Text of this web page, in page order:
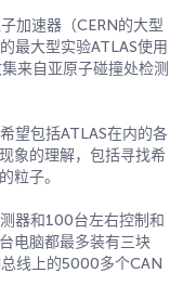
加速器（CERN的大型
最大型实验ATLAS使用
来自亚原子碰撞处检测
望包括ATLAS在内的各
象的理解，包括寻找希
粒子。
器和100台左右控制和
电脑都最多装有三块
线上的5000多个CAN